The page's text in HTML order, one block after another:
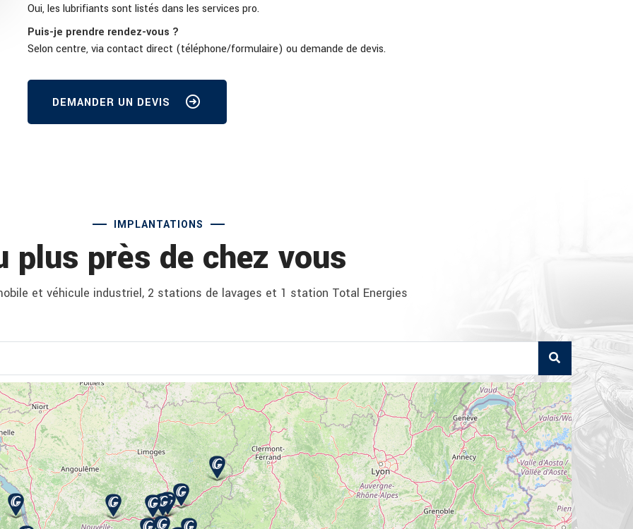
Oui, les lubrifiants sont listés dans les services pro.
Puis-je prendre rendez-vous ?
Selon centre, via contact direct (téléphone/formulaire) ou demande de devis.
DEMANDER UN DEVIS
IMPLANTATIONS
plus près de chez vous
et véhicule industriel, 2 stations de lavages et 1 station Total Energies